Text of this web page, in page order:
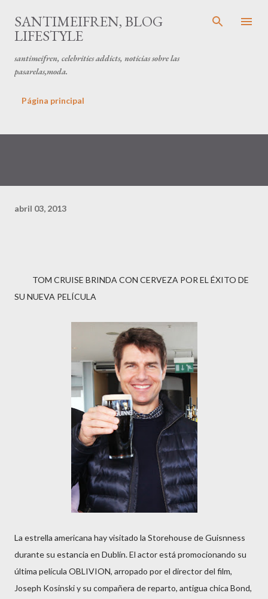
Ir al contenido principal
SANTIMEIFREN, BLOG
LIFESTYLE
santimeifren, celebrities addicts, noticias sobre las
pasarelas,moda.
Página principal
abril 03, 2013
TOM CRUISE BRINDA CON CERVEZA POR EL ÉXITO DE
SU NUEVA PELÍCULA
La estrella americana hay visitado la Storehouse de Guisnness
durante su estancia en Dublín. El actor está promocionando su
última película OBLIVION, arropado por el director del film,
Joseph Kosinski y su compañera de reparto, antigua chica Bond,